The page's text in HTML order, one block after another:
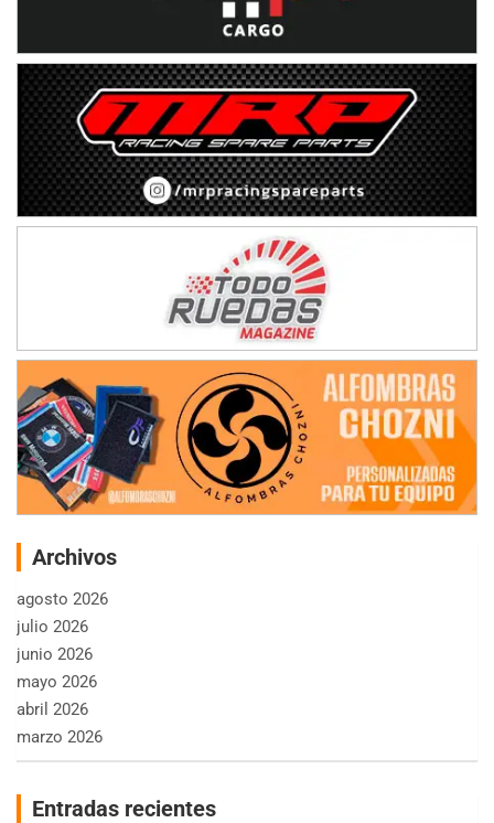
Archivos
agosto 2026
julio 2026
junio 2026
mayo 2026
abril 2026
marzo 2026
Entradas recientes